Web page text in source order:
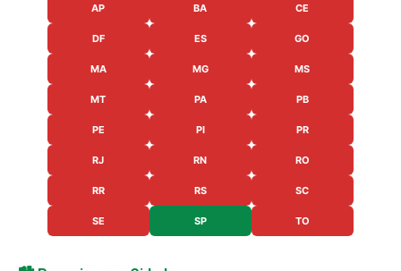
AP BA CE
DF ES GO
MA MG MS
MT PA PB
PE PI PR
RJ RN RO
RR RS SC
SE SP TO